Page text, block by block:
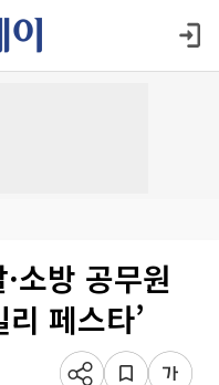
소방 공무원
페스타’